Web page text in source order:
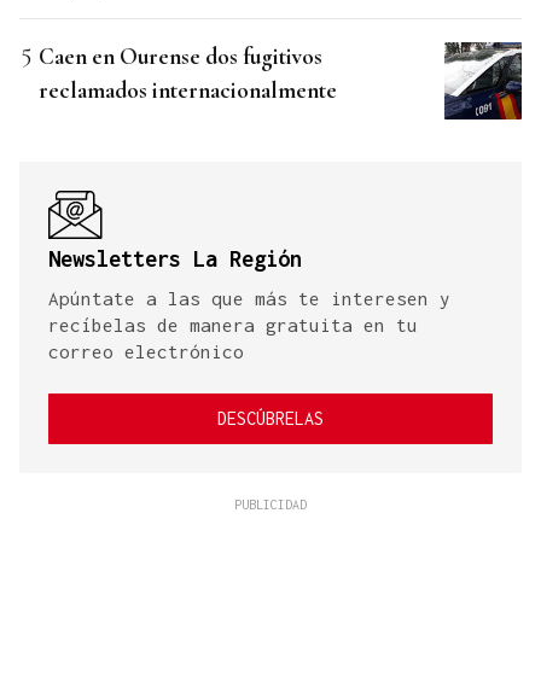
Caen en Ourense dos fugitivos
reclamados internacionalmente
Newsletters La Región
Apúntate a las que más te interesen y
recíbelas de manera gratuita en tu
correo electrónico
DESCÚBRELAS